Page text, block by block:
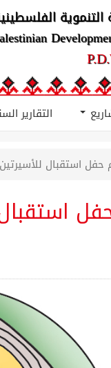
التقارير
حفل استقبال